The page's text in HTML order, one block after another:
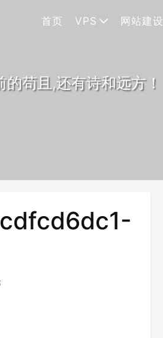
首页 VPS 网站建设
苟且,还有诗和远方！